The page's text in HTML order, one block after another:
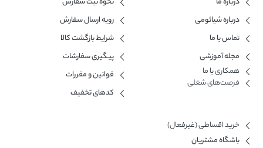
درباره شیائومی
تماس با ما
مجله آموزشی
همکاری با ما​
فرصت‌های شغلی
رویه ارسال سفارش
شرایط بازگشت کالا
پیگیری سفارشات
قوانین و مقررات
کدهای تخفیف
خرید اقساطی (غیرفعال)
باشگاه مشتریان